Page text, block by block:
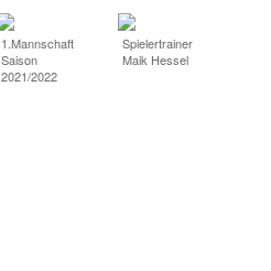
1.Mannschaft
Saison
2021/2022
Spielertrainer
Maik Hessel